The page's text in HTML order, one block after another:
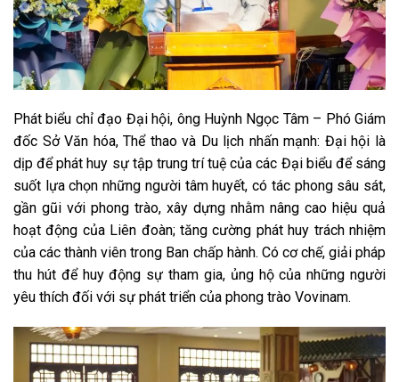
Phát biểu chỉ đạo Đại hội, ông Huỳnh Ngọc Tâm – Phó Giám
đốc Sở Văn hóa, Thể thao và Du lịch nhấn mạnh: Đại hội là
dịp để phát huy sự tập trung trí tuệ của các Đại biểu để sáng
suốt lựa chọn những người tâm huyết, có tác phong sâu sát,
gần gũi với phong trào, xây dựng nhằm nâng cao hiệu quả
hoạt động của Liên đoàn; tăng cường phát huy trách nhiệm
của các thành viên trong Ban chấp hành. Có cơ chế, giải pháp
thu hút để huy động sự tham gia, ủng hộ của những người
yêu thích đối với sự phát triển của phong trào Vovinam.